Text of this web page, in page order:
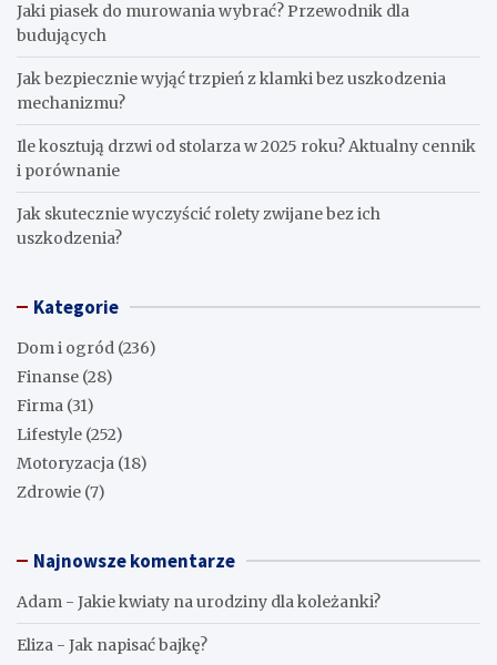
Jaki piasek do murowania wybrać? Przewodnik dla
budujących
Jak bezpiecznie wyjąć trzpień z klamki bez uszkodzenia
mechanizmu?
Ile kosztują drzwi od stolarza w 2025 roku? Aktualny cennik
i porównanie
Jak skutecznie wyczyścić rolety zwijane bez ich
uszkodzenia?
Kategorie
Dom i ogród (236)
Finanse (28)
Firma (31)
Lifestyle (252)
Motoryzacja (18)
Zdrowie (7)
Najnowsze komentarze
Adam - Jakie kwiaty na urodziny dla koleżanki?
Eliza - Jak napisać bajkę?